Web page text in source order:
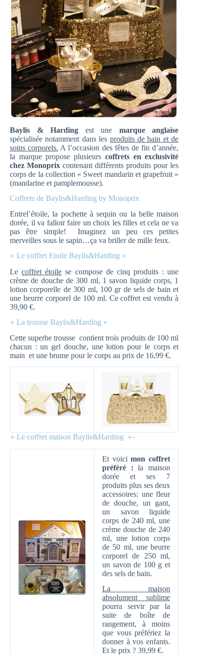
Baylis & Harding est une marque anglaise
spécialisée notamment dans les produits de bain et de
soins corporels. A l’occasion des fêtes de fin d’année,
la marque propose plusieurs coffrets en exclusivité
chez Monoprix contenant différents produits pour les
corps de la collection « Sweet mandarin et grapefruit »
(mandarine et pamplemousse).
Coffrets de Baylis&Harding by Monoprix
Entrel’étoile, la pochette à sequin ou la belle maison
dorée, il va falloir faire un choix les filles et cela ne va
pas être simple! Imaginez un peu ces petites
merveilles sous le sapin…ça va briller de mille feux.
⍆ Le coffret Etoile Baylis&Harding ⍅
Lecoffret étoile se compose de cinq produits : une
crème de douche de 300 ml, 1 savon liquide corps, 1
lotion corporelle de 300 ml, 100 gr de sels de bain et
une beurre corporel de 100 ml. Ce coffret est vendu à
39,90 €.
⍆ La trousse Baylis&Harding ⍅
Cette superbe trousse contient trois produits de 100 ml
chacun : un gel douche, une lotion pour le corps et
main et une brume pour le corps au prix de 16,99 €.
⍆ Le coffret maison Baylis&Harding ⍅-
Et voicimon coffret
préféré : la maison
dorée et ses 7
produits plus ses deux
accessoires: une fleur
de douche, un gant,
un savon liquide
corps de 240 ml, une
crème douche de 240
ml, une lotion corps
de 50 ml, une beurre
corporel de 250 ml,
un savon de 100 g et
des sels de bain.
La maison
absolument sublime
pourra servir par la
suite de boîte de
rangement, à moins
que vous préfériez la
donner à vos enfants.
Et le prix ? 39,99 €.